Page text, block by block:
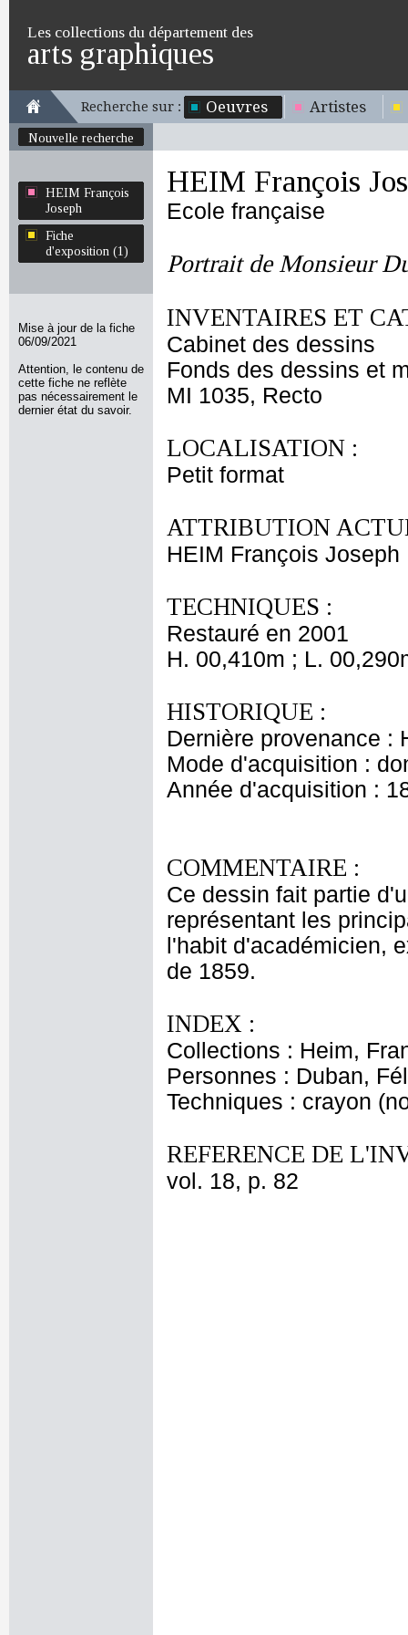
Les collections du département des
arts graphiques
Recherche sur : Oeuvres Artistes
Nouvelle recherche
HEIM François
Joseph
Fiche
d'exposition (1)
Mise à jour de la fiche
06/09/2021
Attention, le contenu de
cette fiche ne reflète
pas nécessairement le
dernier état du savoir.
HEIM François
Ecole française
Portrait de Monsieur
INVENTAIRES ET
Cabinet des dessins
Fonds des dessins et
MI 1035, Recto
LOCALISATION :
Petit format
ATTRIBUTION
HEIM François Joseph
TECHNIQUES :
Restauré en 2001
H. 00,410m ; L.
HISTORIQUE :
Dernière provenance :
Mode d'acquisition :
Année d'acquisition :
COMMENTAIRE :
Ce dessin fait partie
représentant les
l'habit d'académicien,
de 1859.
INDEX :
Collections : Heim,
Personnes : Duban,
Techniques : crayon
REFERENCE DE
vol. 18, p. 82